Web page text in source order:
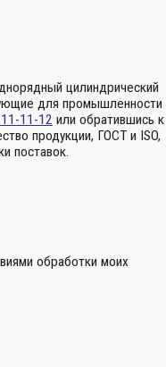
цилиндрический
для промышленности
11-12 или обратившись к
продукции, ГОСТ и ISO,
поставок.
обработки моих